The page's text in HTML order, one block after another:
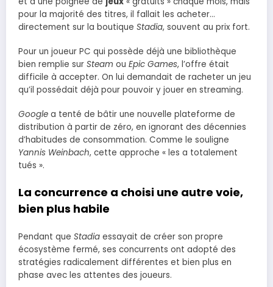
pour la majorité des titres, il fallait les acheter…
directement sur la boutique Stadia, souvent au prix fort.
Pour un joueur PC qui possède déjà une bibliothèque
bien remplie sur Steam ou Epic Games, l’offre était
difficile à accepter. On lui demandait de racheter un jeu
qu’il possédait déjà pour pouvoir y jouer en streaming.
Google a tenté de bâtir une nouvelle plateforme de
distribution à partir de zéro, en ignorant des décennies
d’habitudes de consommation. Comme le souligne
Yannis Weinbach, cette approche « les a totalement
tués ».
La concurrence a choisi une autre voie,
bien plus habile
Pendant que Stadia essayait de créer son propre
écosystème fermé, ses concurrents ont adopté des
stratégies radicalement différentes et bien plus en
phase avec les attentes des joueurs.